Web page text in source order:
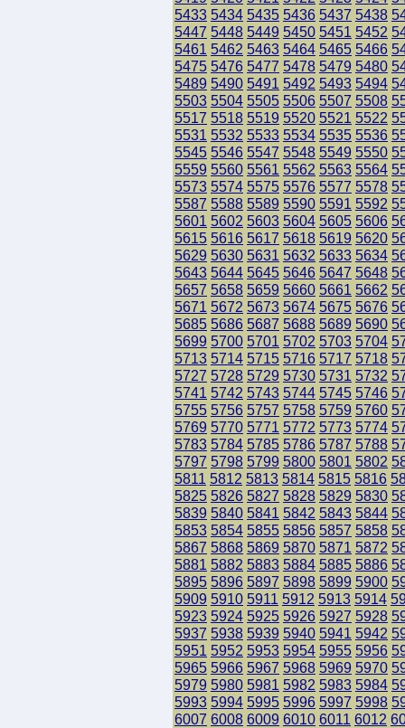
5433 5434 5435 5436 5437 5438
5447 5448 5449 5450 5451 5452
5461 5462 5463 5464 5465 5466
5475 5476 5477 5478 5479 5480
5489 5490 5491 5492 5493 5494
5503 5504 5505 5506 5507 5508
5517 5518 5519 5520 5521 5522
5531 5532 5533 5534 5535 5536
5545 5546 5547 5548 5549 5550
5559 5560 5561 5562 5563 5564
5573 5574 5575 5576 5577 5578
5587 5588 5589 5590 5591 5592
5601 5602 5603 5604 5605 5606
5615 5616 5617 5618 5619 5620
5629 5630 5631 5632 5633 5634
5643 5644 5645 5646 5647 5648
5657 5658 5659 5660 5661 5662
5671 5672 5673 5674 5675 5676
5685 5686 5687 5688 5689 5690
5699 5700 5701 5702 5703 5704
5713 5714 5715 5716 5717 5718
5727 5728 5729 5730 5731 5732
5741 5742 5743 5744 5745 5746
5755 5756 5757 5758 5759 5760
5769 5770 5771 5772 5773 5774
5783 5784 5785 5786 5787 5788
5797 5798 5799 5800 5801 5802
5811 5812 5813 5814 5815 5816
5825 5826 5827 5828 5829 5830
5839 5840 5841 5842 5843 5844
5853 5854 5855 5856 5857 5858
5867 5868 5869 5870 5871 5872
5881 5882 5883 5884 5885 5886
5895 5896 5897 5898 5899 5900
5909 5910 5911 5912 5913 5914
5923 5924 5925 5926 5927 5928
5937 5938 5939 5940 5941 5942
5951 5952 5953 5954 5955 5956
5965 5966 5967 5968 5969 5970
5979 5980 5981 5982 5983 5984
5993 5994 5995 5996 5997 5998
6007 6008 6009 6010 6011 6012